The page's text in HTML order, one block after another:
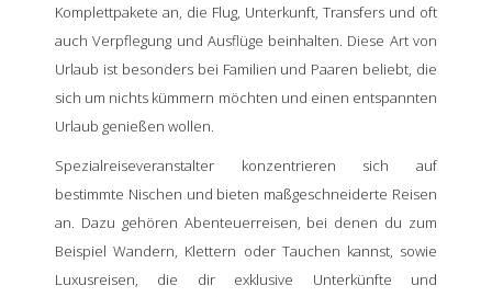
Komplettpakete an, die Flug, Unterkunft, Transfers und oft
auch Verpflegung und Ausflüge beinhalten. Diese Art von
Urlaub ist besonders bei Familien und Paaren beliebt, die
sich um nichts kümmern möchten und einen entspannten
Urlaub genießen wollen.
Spezialreiseveranstalter konzentrieren sich auf
bestimmte Nischen und bieten maßgeschneiderte Reisen
an. Dazu gehören Abenteuerreisen, bei denen du zum
Beispiel Wandern, Klettern oder Tauchen kannst, sowie
Luxusreisen, die dir exklusive Unterkünfte und